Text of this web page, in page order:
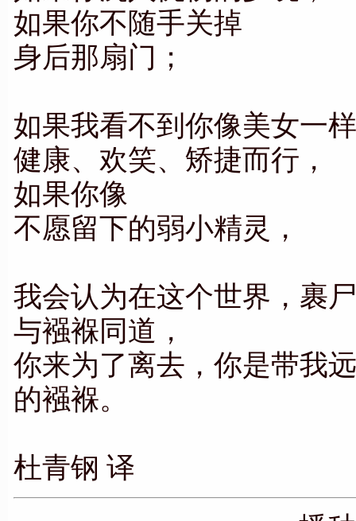
如果你不随手关掉
身后那扇门；
如果我看不到你像美女一
健康、欢笑、矫捷而行，
如果你像
不愿留下的弱小精灵，
我会认为在这个世界，裹
与襁褓同道，
你来为了离去，你是带我
的襁褓。
杜青钢 译